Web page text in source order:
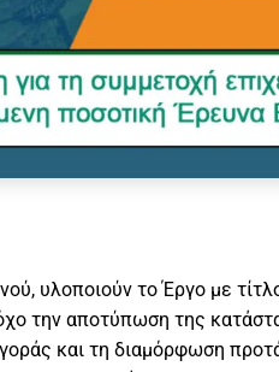
υλοποιούν το Έργο με
την αποτύπωση της
και τη διαμόρφωση